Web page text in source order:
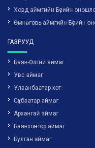
Ховд аймгийн Бүсийн
Өмнөговь аймгийн Бүсийн
ГАЗРУУД
Баян-Өлгий аймаг
Увс аймаг
Улаанбаатар хот
Сүхбаатар аймаг
Архангай аймаг
Баянхонгор аймаг
Булган аймаг